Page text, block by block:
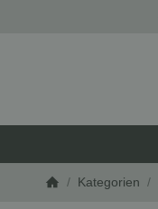
/ Kategorien /